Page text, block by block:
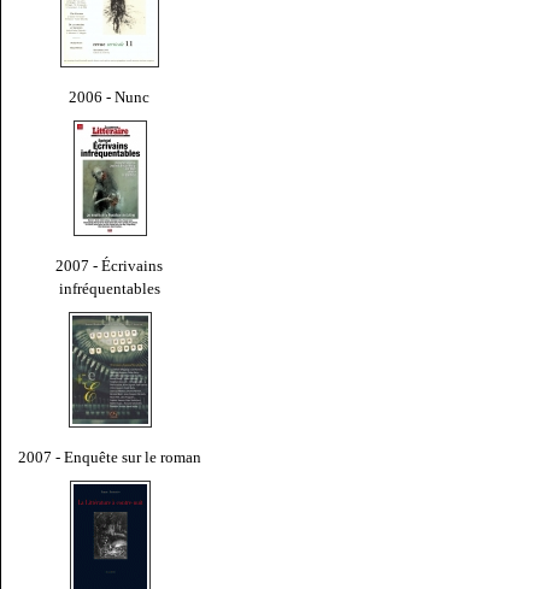
2006 - Nunc
2007 - Écrivains
infréquentables
2007 - Enquête sur le roman